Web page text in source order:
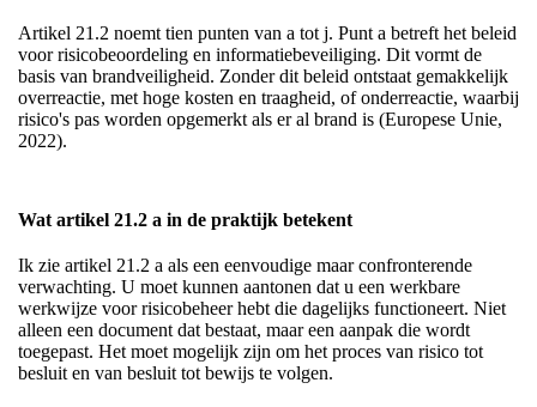
Artikel 21.2 noemt tien punten van a tot j. Punt a betreft het beleid
voor risicobeoordeling en informatiebeveiliging. Dit vormt de
basis van brandveiligheid. Zonder dit beleid ontstaat gemakkelijk
overreactie, met hoge kosten en traagheid, of onderreactie, waarbij
risico's pas worden opgemerkt als er al brand is (Europese Unie,
2022).
Wat artikel 21.2 a in de praktijk betekent
Ik zie artikel 21.2 a als een eenvoudige maar confronterende
verwachting. U moet kunnen aantonen dat u een werkbare
werkwijze voor risicobeheer hebt die dagelijks functioneert. Niet
alleen een document dat bestaat, maar een aanpak die wordt
toegepast. Het moet mogelijk zijn om het proces van risico tot
besluit en van besluit tot bewijs te volgen.